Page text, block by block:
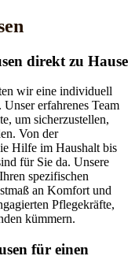
direkt zu Hause
wir eine individuell
erfahrenes Team
um sicherzustellen,
Von der
Hilfe im Haushalt bis
für Sie da. Unsere
spezifischen
an Komfort und
Pflegekräfte,
kümmern.
für einen